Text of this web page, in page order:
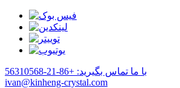
با ما تماس بگیرید: +86-21-56310568
ivan@kinheng-crystal.com